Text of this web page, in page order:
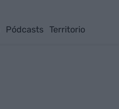
Pódcasts Territorio